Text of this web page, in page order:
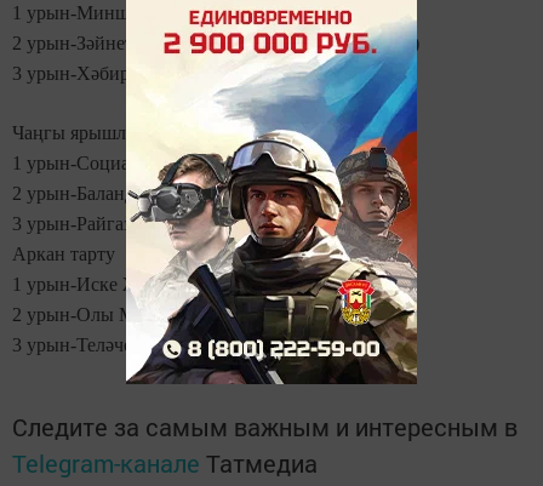
1 урын-Миншәехов Ильнат (Райгаз)
2 урын-Зәйнетдинов Ринат (Алан авыл җирлеге)
3 урын-Хәбиров Булат (Алан авыл җирлеге)
Чаңгы ярышлары
1 урын-Социаль яклау командасы
2 урын-Баландыш авыл җирлеге командасы
3 урын-Райгаз командасы
Аркан тарту
1 урын-Иске Җөри авыл җирлеге командасы
2 урын-Олы Мишә авыл җирлеге командасы
3 урын-Теләче авыл җирлеге командасы
Следите за самым важным и интересным в
Telegram-канале Татмедиа